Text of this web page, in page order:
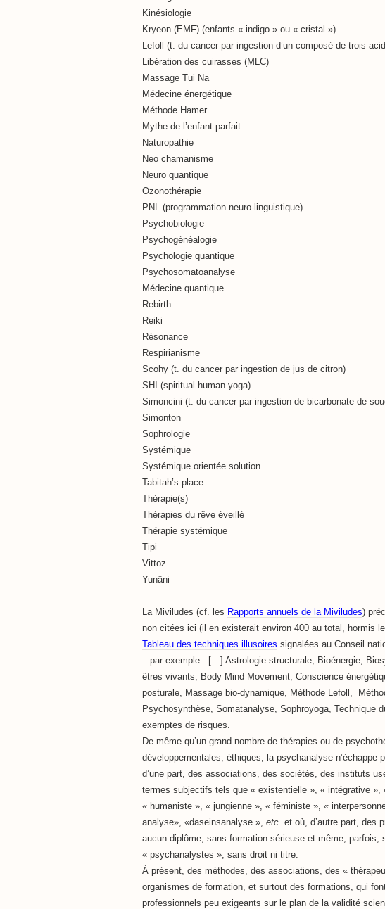
Kinésiologie
Kryeon (EMF) (enfants « indigo » ou « cristal »)
Lefoll (t. du cancer par ingestion d’un composé de trois
Libération des cuirasses (MLC)
Massage Tui Na
Médecine énergétique
Méthode Hamer
Mythe de l’enfant parfait
Naturopathie
Neo chamanisme
Neuro quantique
Ozonothérapie
PNL (programmation neuro-linguistique)
Psychobiologie
Psychogénéalogie
Psychologie quantique
Psychosomatoanalyse
Médecine quantique
Rebirth
Reiki
Résonance
Respirianisme
Scohy (t. du cancer par ingestion de jus de citron)
SHI (spiritual human yoga)
Simoncini (t. du cancer par ingestion de bicarbonate de
Simonton
Sophrologie
Systémique
Systémique orientée solution
Tabitah’s place
Thérapie(s)
Thérapies du rêve éveillé
Thérapie systémique
Tipi
Vittoz
Yunâni
La Miviludes (cf. les Rapports annuels de la Miviludes)
non citées ici (il en existerait environ 400 au total, hormis
Tableau des techniques illusoires signalées au Conseil
– par exemple : […] Astrologie structurale, Bioénergie,
êtres vivants, Body Mind Movement, Conscience
posturale, Massage bio-dynamique, Méthode Lefoll,
Psychosynthèse, Somatanalyse, Sophroyoga, Technique
exemptes de risques.
De même qu’un grand nombre de thérapies ou de
développementales, éthiques, la psychanalyse
d’une part, des associations, des sociétés, des instituts
termes subjectifs tels que « existentielle », « intégrative »,
« humaniste », « jungienne », « féministe », «
analyse», «daseinsanalyse », etc. et où, d’autre part, des
aucun diplôme, sans formation sérieuse et même, parfois,
« psychanalystes », sans droit ni titre.
À présent, des méthodes, des associations, des «
organismes de formation, et surtout des formations, qui
professionnels peu exigeants sur le plan de la validité